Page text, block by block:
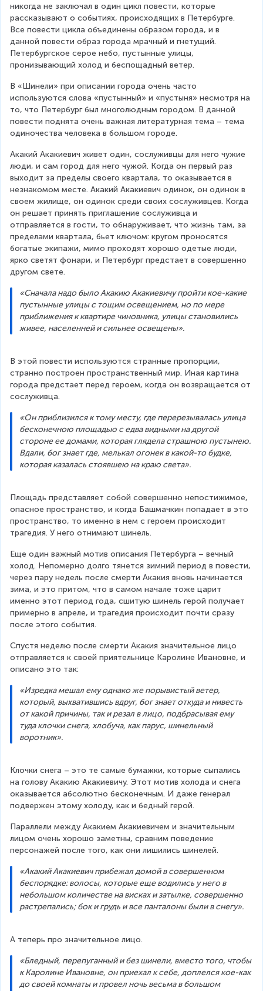
никогда не заключал в один цикл повести, которые
рассказывают о событиях, происходящих в Петербурге.
Все повести цикла объединены образом города, и в
данной повести образ города мрачный и гнетущий.
Петербургское серое небо, пустынные улицы,
пронизывающий холод и беспощадный ветер.
В «Шинели» при описании города очень часто
используются слова «пустынный» и «пустыня» несмотря на
то, что Петербург был многолюдным городом. В данной
повести поднята очень важная литературная тема – тема
одиночества человека в большом городе.
Акакий Акакиевич живет один, сослуживцы для него чужие
люди, и сам город для него чужой. Когда он первый раз
выходит за пределы своего квартала, то оказывается в
незнакомом месте. Акакий Акакиевич одинок, он одинок в
своем жилище, он одинок среди своих сослуживцев. Когда
он решает принять приглашение сослуживца и
отправляется в гости, то обнаруживает, что жизнь там, за
пределами квартала, бьет ключом: кругом проносятся
богатые экипажи, мимо проходят хорошо одетые люди,
ярко светят фонари, и Петербург предстает в совершенно
другом свете.
«Сначала надо было Акакию Акакиевичу пройти кое-какие
пустынные улицы с тощим освещением, но по мере
приближения к квартире чиновника, улицы становились
живее, населенней и сильнее освещены».
В этой повести используются странные пропорции,
странно построен пространственный мир. Иная картина
города предстает перед героем, когда он возвращается от
сослуживца.
«Он приблизился к тому месту, где перерезывалась улица
бесконечною площадью с едва видными на другой
стороне ее домами, которая глядела страшною пустынею.
Вдали, бог знает где, мелькал огонек в какой-то будке,
которая казалась стоявшею на краю света».
Площадь представляет собой совершенно непостижимое,
опасное пространство, и когда Башмачкин попадает в это
пространство, то именно в нем с героем происходит
трагедия. У него отнимают шинель.
Еще один важный мотив описания Петербурга – вечный
холод. Непомерно долго тянется зимний период в повести,
через пару недель после смерти Акакия вновь начинается
зима, и это притом, что в самом начале тоже царит
именно этот период года, сшитую шинель герой получает
примерно в апреле, и трагедия происходит почти сразу
после этого события.
Спустя неделю после смерти Акакия значительное лицо
отправляется к своей приятельнице Каролине Ивановне, и
описано это так:
«Изредка мешал ему однако же порывистый ветер,
который, выхватившись вдруг, бог знает откуда и нивесть
от какой причины, так и резал в лицо, подбрасывая ему
туда клочки снега, хлобуча, как парус, шинельный
воротник».
Клочки снега – это те самые бумажки, которые сыпались
на голову Акакию Акакиевичу. Этот мотив холода и снега
оказывается абсолютно бесконечным. И даже генерал
подвержен этому холоду, как и бедный герой.
Параллели между Акакием Акакиевичем и значительным
лицом очень хорошо заметны, сравним поведение
персонажей после того, как они лишились шинелей.
«Акакий Акакиевич прибежал домой в совершенном
беспорядке: волосы, которые еще водились у него в
небольшом количестве на висках и затылке, совершенно
растрепались; бок и грудь и все панталоны были в снегу».
А теперь про значительное лицо.
«Бледный, перепуганный и без шинели, вместо того, чтобы
к Каролине Ивановне, он приехал к себе, доплелся кое-как
до своей комнаты и провел ночь весьма в большом